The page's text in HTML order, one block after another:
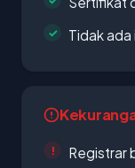
Tidak ada
Registrar